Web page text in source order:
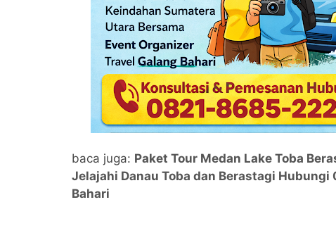
baca juga: Paket Tour Medan Lake Toba
Jelajahi Danau Toba dan Berastagi
Bahari